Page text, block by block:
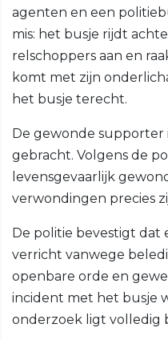
agenten en een
mis: het busje rijdt
relschoppers aan en
komt met zijn
het busje terecht.
De gewonde supporter
gebracht. Volgens de
levensgevaarlijk
verwondingen precies
De politie bevestigt dat
verricht vanwege
openbare orde en
incident met het busje
onderzoek ligt volledig